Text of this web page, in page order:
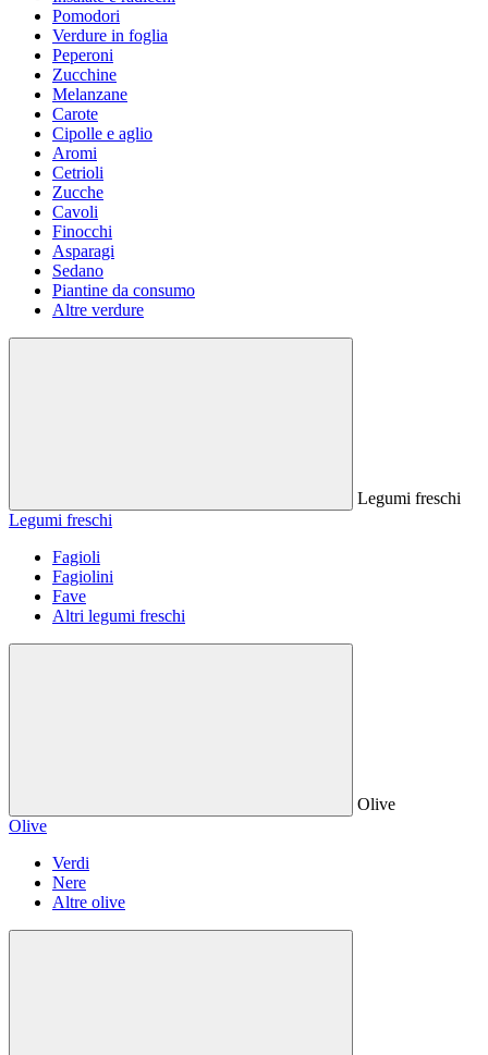
Pomodori
Verdure in foglia
Peperoni
Zucchine
Melanzane
Carote
Cipolle e aglio
Aromi
Cetrioli
Zucche
Cavoli
Finocchi
Asparagi
Sedano
Piantine da consumo
Altre verdure
Legumi freschi
Legumi freschi
Fagioli
Fagiolini
Fave
Altri legumi freschi
Olive
Olive
Verdi
Nere
Altre olive